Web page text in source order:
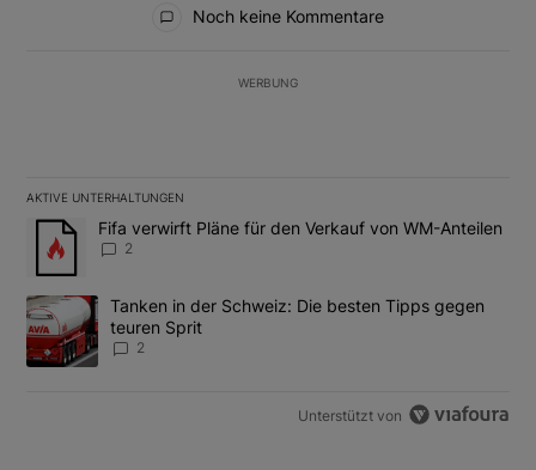
Noch keine Kommentare
WERBUNG
AKTIVE UNTERHALTUNGEN
Das Folgende ist eine Liste der am meisten kommentierten
Ein Trendartikel mit dem Titel "Fifa verwirft Pläne für den
Fifa verwirft Pläne für den Verkauf von WM-Anteilen
2
Ein Trendartikel mit dem Titel "Tanken in der Schweiz: Die
Tanken in der Schweiz: Die besten Tipps gegen
teuren Sprit
2
Unterstützt von